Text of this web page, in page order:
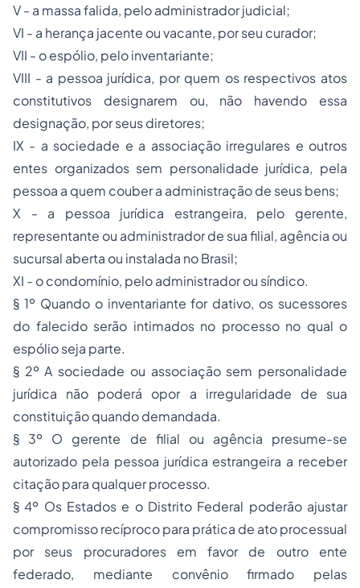
V - a massa falida, pelo administrador judicial;
VI - a herança jacente ou vacante, por seu curador;
VII - o espólio, pelo inventariante;
VIII - a pessoa jurídica, por quem os respectivos atos
constitutivos designarem ou, não havendo essa
designação, por seus diretores;
IX - a sociedade e a associação irregulares e outros
entes organizados sem personalidade jurídica, pela
pessoa a quem couber a administração de seus bens;
X - a pessoa jurídica estrangeira, pelo gerente,
representante ou administrador de sua filial, agência ou
sucursal aberta ou instalada no Brasil;
XI - o condomínio, pelo administrador ou síndico.
§ 1º Quando o inventariante for dativo, os sucessores
do falecido serão intimados no processo no qual o
espólio seja parte.
§ 2º A sociedade ou associação sem personalidade
jurídica não poderá opor a irregularidade de sua
constituição quando demandada.
§ 3º O gerente de filial ou agência presume-se
autorizado pela pessoa jurídica estrangeira a receber
citação para qualquer processo.
§ 4º Os Estados e o Distrito Federal poderão ajustar
compromisso recíproco para prática de ato processual
por seus procuradores em favor de outro ente
federado, mediante convênio firmado pelas